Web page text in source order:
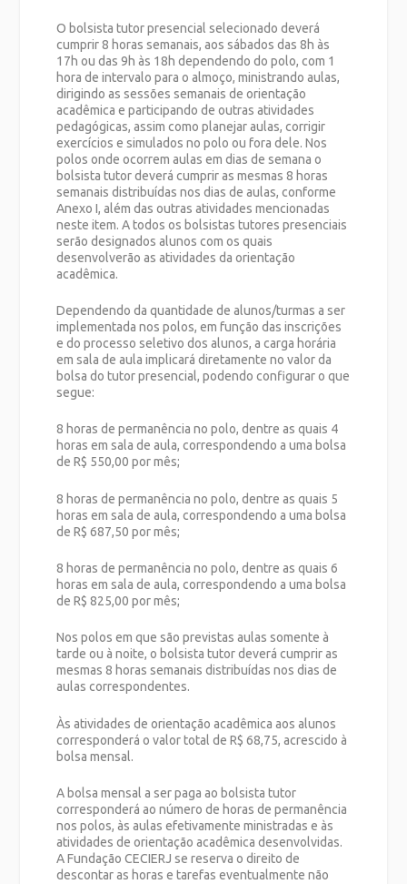
O bolsista tutor presencial selecionado deverá
cumprir 8 horas semanais, aos sábados das 8h às
17h ou das 9h às 18h dependendo do polo, com 1
hora de intervalo para o almoço, ministrando aulas,
dirigindo as sessões semanais de orientação
acadêmica e participando de outras atividades
pedagógicas, assim como planejar aulas, corrigir
exercícios e simulados no polo ou fora dele. Nos
polos onde ocorrem aulas em dias de semana o
bolsista tutor deverá cumprir as mesmas 8 horas
semanais distribuídas nos dias de aulas, conforme
Anexo I, além das outras atividades mencionadas
neste item. A todos os bolsistas tutores presenciais
serão designados alunos com os quais
desenvolverão as atividades da orientação
acadêmica.
Dependendo da quantidade de alunos/turmas a ser
implementada nos polos, em função das inscrições
e do processo seletivo dos alunos, a carga horária
em sala de aula implicará diretamente no valor da
bolsa do tutor presencial, podendo configurar o que
segue:
8 horas de permanência no polo, dentre as quais 4
horas em sala de aula, correspondendo a uma bolsa
de R$ 550,00 por mês;
8 horas de permanência no polo, dentre as quais 5
horas em sala de aula, correspondendo a uma bolsa
de R$ 687,50 por mês;
8 horas de permanência no polo, dentre as quais 6
horas em sala de aula, correspondendo a uma bolsa
de R$ 825,00 por mês;
Nos polos em que são previstas aulas somente à
tarde ou à noite, o bolsista tutor deverá cumprir as
mesmas 8 horas semanais distribuídas nos dias de
aulas correspondentes.
Às atividades de orientação acadêmica aos alunos
corresponderá o valor total de R$ 68,75, acrescido à
bolsa mensal.
A bolsa mensal a ser paga ao bolsista tutor
corresponderá ao número de horas de permanência
nos polos, às aulas efetivamente ministradas e às
atividades de orientação acadêmica desenvolvidas.
A Fundação CECIERJ se reserva o direito de
descontar as horas e tarefas eventualmente não